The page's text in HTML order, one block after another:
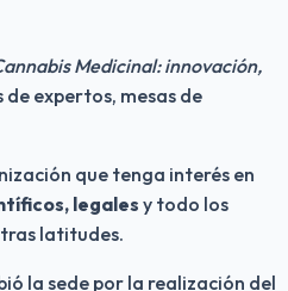
Medicinal: innovación,
de expertos, mesas de
que tenga interés en
legales y todo los
latitudes.